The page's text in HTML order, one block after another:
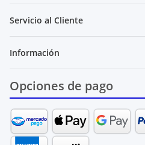
Servicio al Cliente
Información
Opciones de pago